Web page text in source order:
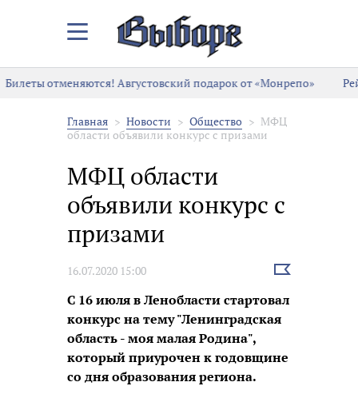
Закрыть/
меню
Билеты отменяются! Августовский подарок от «Монрепо»
Главная Новости Общество
МФЦ
области объявили конкурс с призами
МФЦ области
объявили конкурс с
призами
16.07.2020 15:00
Выбрать
С 16 июля в Ленобласти стартовал
конкурс на тему "Ленинградская
область - моя малая Родина",
который приурочен к годовщине
со дня образования региона.